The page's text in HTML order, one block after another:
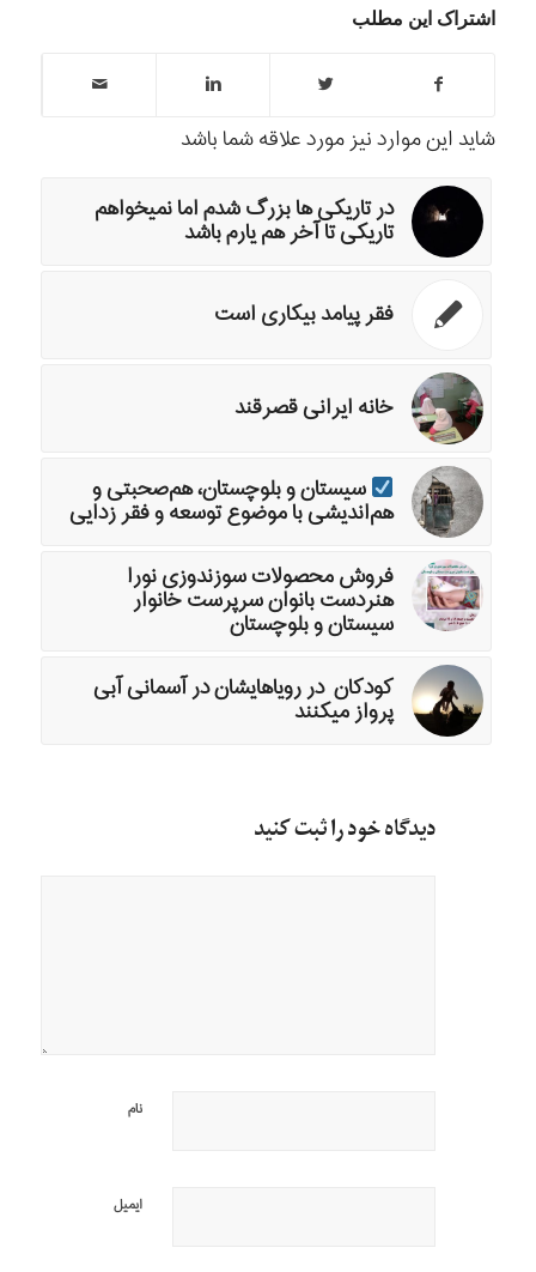
اشتراک این مطلب
شاید این موارد نیز مورد علاقه شما باشد
در تاریکی ها بزرگ شدم اما نمیخواهم
تاریکی تا آخر هم یارم باشد
فقر پیامد بیکاری است
خانه ایرانی قصرقند
سیستان و بلوچستان، هم‌صحبتی و
هم‌اندیشی با موضوع توسعه و فقر زدایی
فروش محصولات سوزندوزی نورا
هنردست بانوان سرپرست خانوار
سیستان و بلوچستان
کودکان در رویاهایشان در آسمانی آبی
پرواز میکنند
دیدگاه خود را ثبت کنید
نام
ایمیل